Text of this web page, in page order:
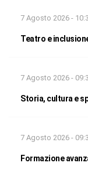
7 Agosto 2026 -
Teatro e
7 Agosto 2026 -
Storia, cultura e
7 Agosto 2026 -
Formazione